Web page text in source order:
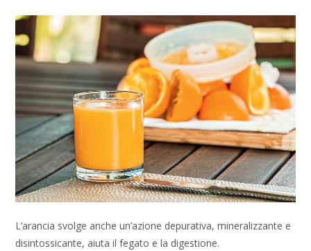
L’arancia svolge anche un’azione depurativa, mineralizzante e
disintossicante, aiuta il fegato e la digestione.